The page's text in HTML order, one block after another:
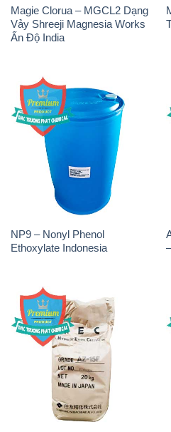
Chất Tạo Đặc Hec Mecellose
– Cenllulose Ether Nhật Bản
Na3PO4 – Trisodium
Phosphate Trung Quốc China